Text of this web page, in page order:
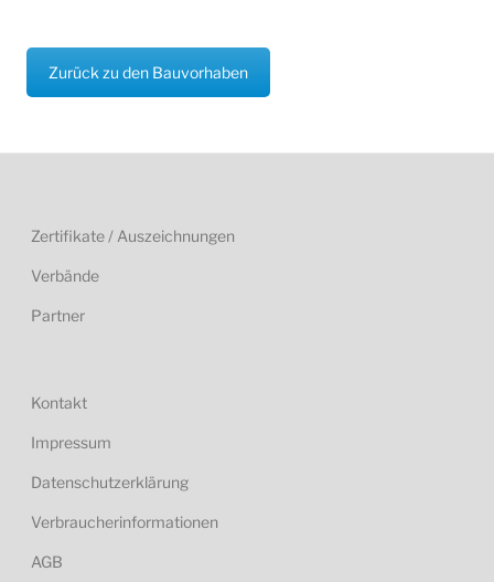
Zurück zu den Bauvorhaben
Zertifikate / Auszeichnungen
Verbände
Partner
Kontakt
Impressum
Datenschutzerklärung
Verbraucherinformationen
AGB